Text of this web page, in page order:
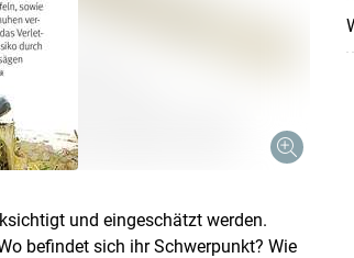
Skip to main content
und eingeschätzt werden.
befindet sich ihr Schwerpunkt? Wie